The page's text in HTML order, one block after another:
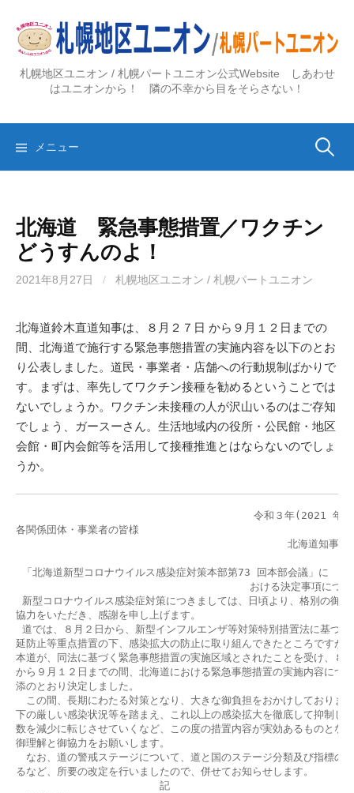
ス
札幌地区ユニオン / 札幌パートユニオン公式Website しあわせ
はユニオンから！ 隣の不幸から目をそらさない！
メニュー 検
北海道 緊急事態措置／ワクチン
どうすんのよ！
2021年8月27日 / 札幌地区ユニオン / 札幌パートユニオン
北海道鈴木直道知事は、８月２７日 から９月１２日までの
間、北海道で施行する緊急事態措置の実施内容を以下のとお
り公表しました。道民・事業者・店舗への行動規制ばかりで
す。まずは、率先してワクチン接種を勧めるということでは
ないでしょうか。ワクチン未接種の人が沢山いるのはご存知
でしょう、ガースーさん。生活地域内の役所・公民館・地区
会館・町内会館等を活用して接種推進とはならないのでしょ
うか。
　　　　　　　　　　　　　　　　　  令和３年(2021 年)
各関係団体・事業者の皆様
北海道知事 鈴
「北海道新型コロナウイルス感染症対策本部第73 回本部会議」に
おける決定事項につい
新型コロナウイルス感染症対策につきましては、日頃より、格別の御理
協力をいただき、感謝を申し上げます。
道では、８月２日から、新型インフルエンザ等対策特別措置法に基づく
延防止等重点措置の下、感染拡大の防止に取り組んできたところですが
本道が、同法に基づく緊急事態措置の実施区域とされたことを受け、８
から９月１２日までの間、北海道における緊急事態措置の実施内容につ
添のとおり決定しました。
この間、長期にわたる対策となり、大きな御負担をおかけしておりま
下の厳しい感染状況等を踏まえ、これ以上の感染拡大を徹底して抑制し
数を減少に転じさせていくなど、この度の措置内容が実効あるものとな
御理解と御協力をお願いします。
なお、道の警戒ステージについて、道と国のステージ分類及び指標の
るなど、所要の改定を行いましたので、併せてお知らせします。
記